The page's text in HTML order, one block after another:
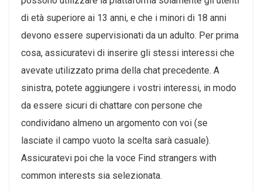
di età superiore ai 13 anni, e che i minori di 18 anni
devono essere supervisionati da un adulto. Per prima
cosa, assicuratevi di inserire gli stessi interessi che
avevate utilizzato prima della chat precedente. A
sinistra, potete aggiungere i vostri interessi, in modo
da essere sicuri di chattare con persone che
condividano almeno un argomento con voi (se
lasciate il campo vuoto la scelta sarà casuale).
Assicuratevi poi che la voce Find strangers with
common interests sia selezionata.